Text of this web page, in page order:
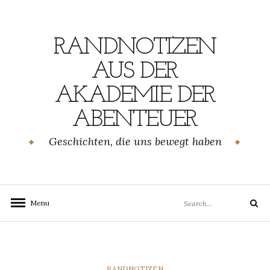
RANDNOTIZEN
AUS DER
AKADEMIE DER
ABENTEUER
Geschichten, die uns bewegt haben
Menu
for:
Search
CATEGORIES